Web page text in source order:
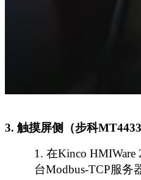
3. 触摸屏侧（步科
1. 在Kinco
台Modbus-TCP服务